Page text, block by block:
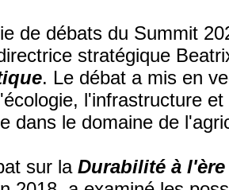
de débats du Summit
stratégique
. Le débat a mis en
l'infrastructure
dans le domaine de
sur la Durabilité à